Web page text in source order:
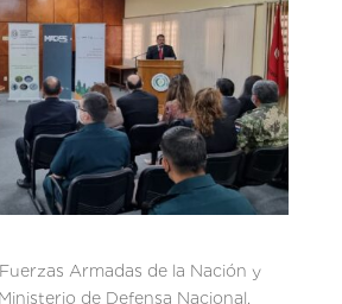
Armadas de la Nación y
de Defensa Nacional,